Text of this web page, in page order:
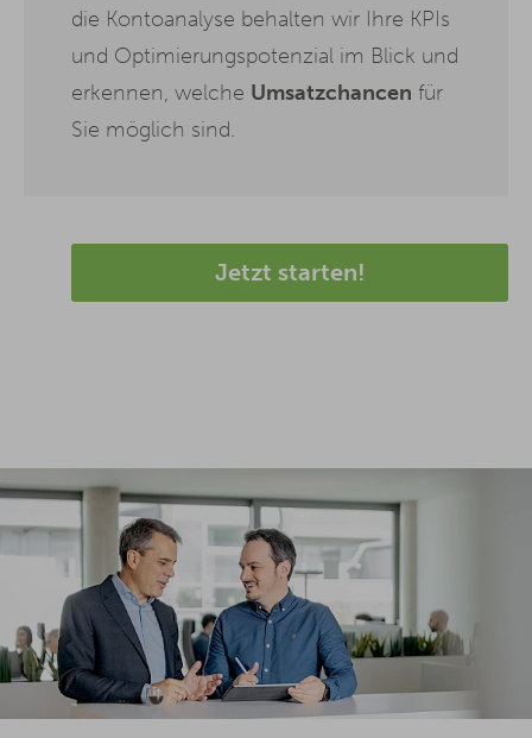
die Kontoanalyse behalten wir Ihre KPIs
und Optimierungspotenzial im Blick und
erkennen, welche Umsatzchancen für
Sie möglich sind.
Jetzt starten!